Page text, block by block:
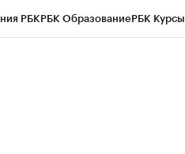
РБКРБК ОбразованиеРБК Курсы